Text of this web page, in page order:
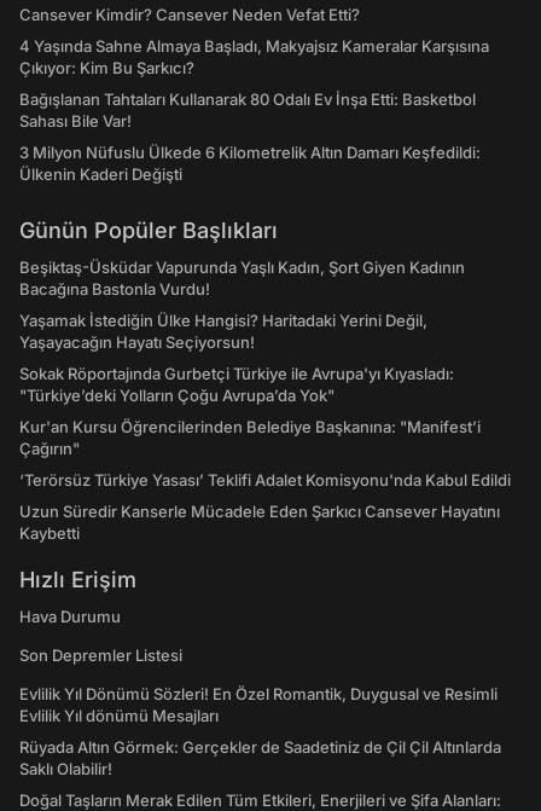
Cansever Kimdir? Cansever Neden Vefat Etti?
4 Yaşında Sahne Almaya Başladı, Makyajsız Kameralar Karşısına
Çıkıyor: Kim Bu Şarkıcı?
Bağışlanan Tahtaları Kullanarak 80 Odalı Ev İnşa Etti: Basketbol
Sahası Bile Var!
3 Milyon Nüfuslu Ülkede 6 Kilometrelik Altın Damarı Keşfedildi:
Ülkenin Kaderi Değişti
Günün Popüler Başlıkları
Beşiktaş-Üsküdar Vapurunda Yaşlı Kadın, Şort Giyen Kadının
Bacağına Bastonla Vurdu!
Yaşamak İstediğin Ülke Hangisi? Haritadaki Yerini Değil,
Yaşayacağın Hayatı Seçiyorsun!
Sokak Röportajında Gurbetçi Türkiye ile Avrupa'yı Kıyasladı:
"Türkiye’deki Yolların Çoğu Avrupa’da Yok"
Kur'an Kursu Öğrencilerinden Belediye Başkanına: "Manifest’i
Çağırın"
‘Terörsüz Türkiye Yasası’ Teklifi Adalet Komisyonu'nda Kabul Edildi
Uzun Süredir Kanserle Mücadele Eden Şarkıcı Cansever Hayatını
Kaybetti
Hızlı Erişim
Hava Durumu
Son Depremler Listesi
Evlilik Yıl Dönümü Sözleri! En Özel Romantik, Duygusal ve Resimli
Evlilik Yıl dönümü Mesajları
Rüyada Altın Görmek: Gerçekler de Saadetiniz de Çil Çil Altınlarda
Saklı Olabilir!
Doğal Taşların Merak Edilen Tüm Etkileri, Enerjileri ve Şifa Alanları: